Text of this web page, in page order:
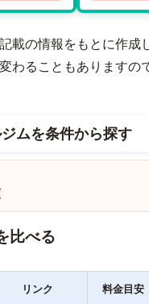
載の情報をもとに作
わることもありますの
ムを条件から探す
比べる
リンク 料金目安